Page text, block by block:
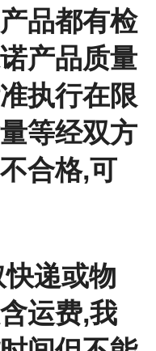
品都有检
产品质量
执行在限
等经双方
合格,可
递或物
运费,我